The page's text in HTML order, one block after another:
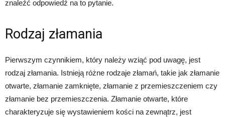
znaleźć odpowiedź na to pytanie.
Rodzaj złamania
Pierwszym czynnikiem, który należy wziąć pod uwagę, jest
rodzaj złamania. Istnieją różne rodzaje złamań, takie jak złamanie
otwarte, złamanie zamknięte, złamanie z przemieszczeniem czy
złamanie bez przemieszczenia. Złamanie otwarte, które
charakteryzuje się wystawieniem kości na zewnątrz, jest